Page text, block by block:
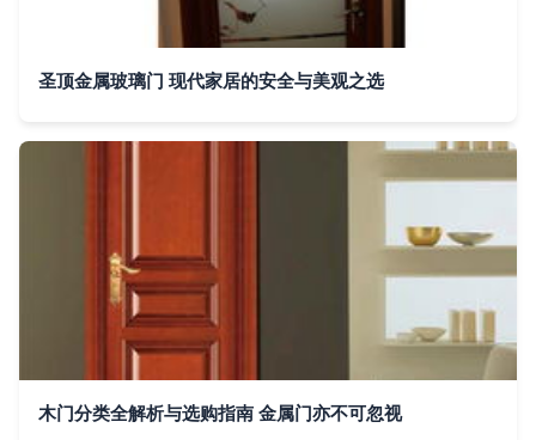
圣顶金属玻璃门 现代家居的安全与美观之选
木门分类全解析与选购指南 金属门亦不可忽视